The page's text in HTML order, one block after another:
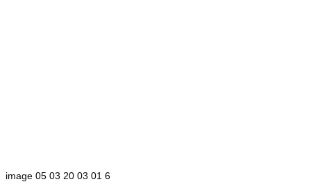
image 05 03 20 03 01 6